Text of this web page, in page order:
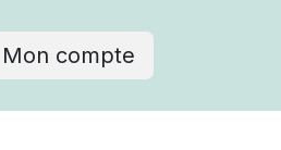
Mon compte